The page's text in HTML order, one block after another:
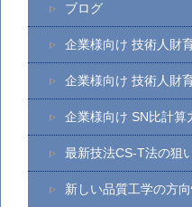
ブログ
企業様向け 技術人財
企業様向け 技術人財
企業様向け SN比計算
最新技法CS-T法の狙
新しい品質工学の方